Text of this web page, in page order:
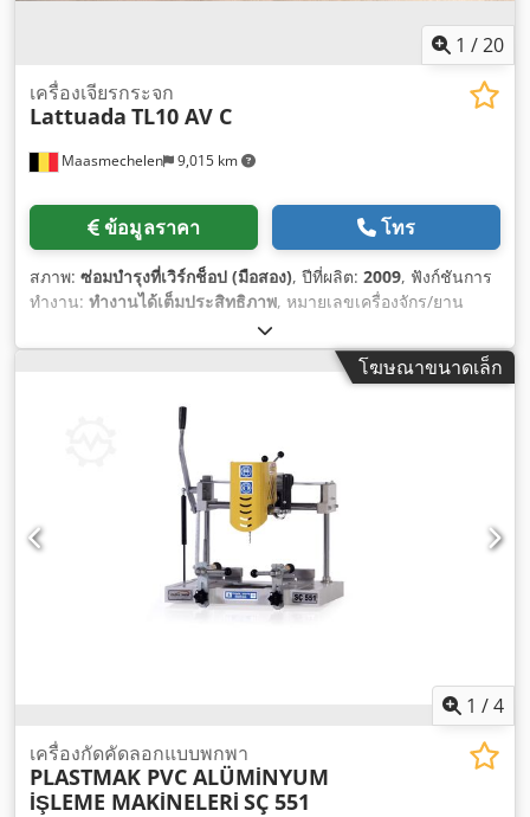
1 /20
Maasmechelen 9,015 km
เครื่องเจียรกระจก
Lattuada TL10 AV C
ข้อมูลราคา โทร
สภาพ: ซ่อมบำรุงที่เวิร์กช็อป (มือสอง), ปีที่ผลิต: 2009, ฟังก์ชันการ
ทำงาน: ทำงานได้เต็มประสิทธิภาพ, หมายเลขเครื่องจักร/ยาน
9,170 มม
1,635 มม, ความสูงรวม:3,100 มม, น้ำหนักรวม:4,140 กก.,
50 Hz, ประเภทกระแส
สามเฟส
กิโลวัตต์ (28.55 แรงม้า)
โฆษณาขนาดเล็ก
1 /4
เครื่องกัดคัดลอกแบบพกพา
PLASTMAK PVC ALÜMİNYUM
İŞLEME MAKİNELERİ SÇ 551